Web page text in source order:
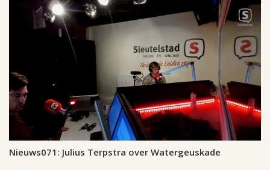
Nieuws071: Julius Terpstra over Watergeuskade